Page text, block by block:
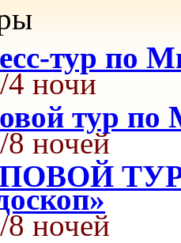
тур по
4 ночи
тур
ночей
ТУР
ночей